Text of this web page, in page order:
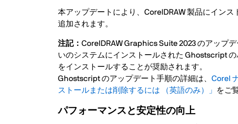
本アップデートにより、CorelDRAW 製品にイン
追加されます。
注記： CorelDRAW Graphics Suite 2023 のアップ
いのシステムにインストールされた Ghostscript
をインストールすることが奨励されます。
Ghostscript のアップデート手順の詳細は、 Corel
ストールまたは削除するには （英語のみ）」
をご
パフォーマンスと安定性の向上